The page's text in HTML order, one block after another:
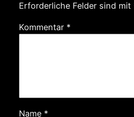
Erforderliche Felder sind mit
Kommentar *
Name *